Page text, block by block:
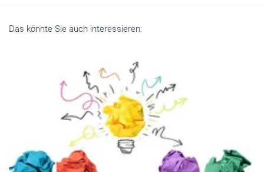
Das könnte Sie auch interessieren: